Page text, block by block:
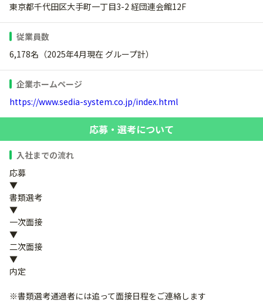
東京都千代田区大手町一丁目3-2 経団連会館12F
従業員数
6,178名（2025年4月現在 グループ計）
企業ホームページ
https://www.sedia-system.co.jp/index.html
応募・選考について
入社までの流れ
応募
▼
書類選考
▼
一次面接
▼
二次面接
▼
内定
※書類選考通過者には追って面接日程をご連絡します